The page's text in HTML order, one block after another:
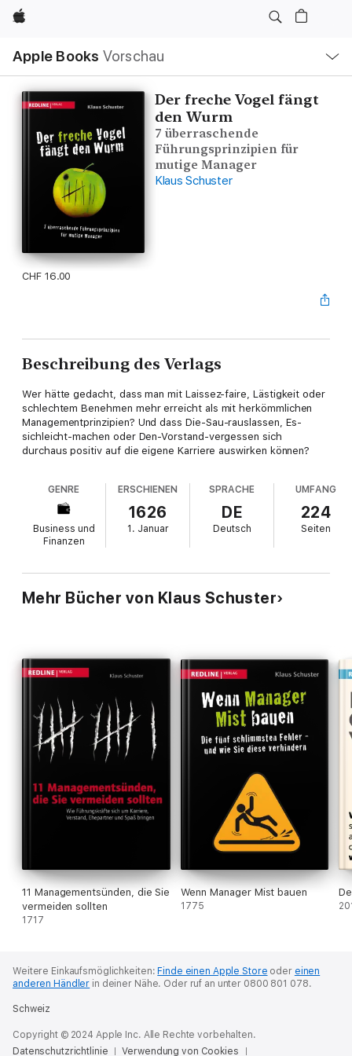
Apple
Apple Books Vorschau
Navigation
Menü
öffnen
Der freche Vogel fängt
den Wurm
7 überraschende
Führungsprinzipien für
mutige Manager
Klaus Schuster
CHF 16.00
Beschreibung des Verlags
Wer hätte gedacht, dass man mit Laissez-faire, Lästigkeit oder
schlechtem Benehmen mehr erreicht als mit herkömmlichen
Managementprinzipien? Und dass Die-Sau-rauslassen, Es-
sichleicht-machen oder Den-Vorstand-vergessen sich
durchaus positiv auf die eigene Karriere auswirken können?
GENRE
Business und
Finanzen
ERSCHIENEN
1626
1. Januar
SPRACHE
DE
Deutsch
UMFANG
224
Seiten
Mehr Bücher von Klaus Schuster
11 Managementsünden, die Sie
vermeiden sollten
1717
Wenn Manager Mist bauen
1775
Weitere Einkaufsmöglichkeiten:Finde einen Apple Store oder einen
anderen Händler in deiner Nähe. Oder ruf an unter 0800 801 078.
Schweiz
Copyright © 2024 Apple Inc. Alle Rechte vorbehalten.
Datenschutzrichtlinie
Verwendung von Cookies